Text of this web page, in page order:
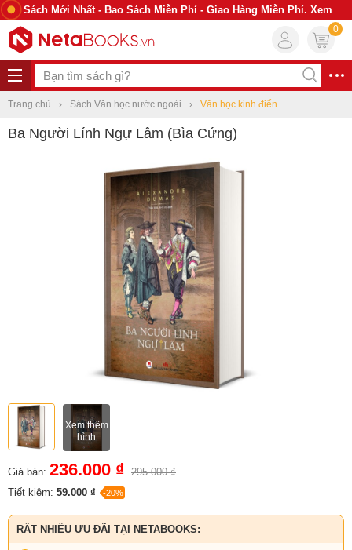
Sách Mới Nhất - Bao Sách Miễn Phí - Giao Hàng Miễn Phí. Xem Ngay
0
Trang chủ Sách Văn học nước ngoài Văn học kinh điển
Ba Người Lính Ngự Lâm (Bìa Cứng)
Xem thêm
hình
Giá bán: 236.000 ₫ 295.000 ₫
Tiết kiệm: 59.000 ₫ -20%
RẤT NHIỀU ƯU ĐÃI TẠI NETABOOKS: